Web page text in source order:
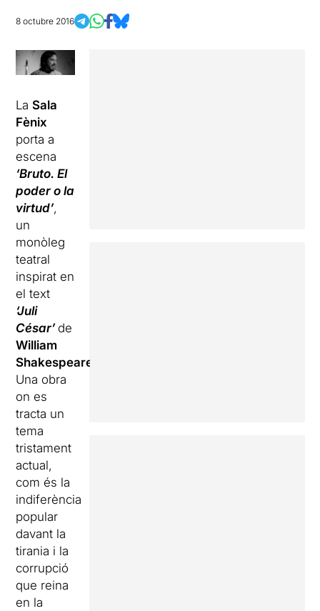
8 octubre 2016
LaSala
Fènix
porta a
escena
‘Bruto. El
poder o la
virtud’,
un
monòleg
teatral
inspirat en
el text
‘Juli
César’de
William
Shakespeare
Una obra
on es
tracta un
tema
tristament
actual,
com és la
indiferència
popular
davant la
tirania i la
corrupció
que reina
en la